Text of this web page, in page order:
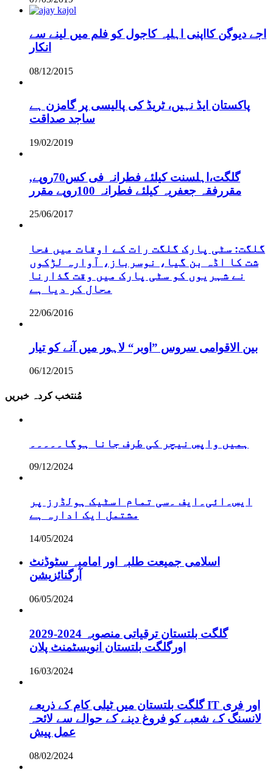
اجے دیوگن کااپنی اہلیہ کاجول کو فلم میں لینے سے
انکار
08/12/2015
پاکستان ایڈ نہیں، ٹریڈ کی پالیسی پر گامزن ہے
ساجد صداقت
19/02/2019
,گلگت،اہلسنت کیلئے فطرانہ فی کس70روپے
مقررفقہ جعفریہ کیلئے فطرانہ 100روپے مقرر
25/06/2017
گلگت: سٹی پارک گلگت رات کے اوقات میں فحا
شت کا اڈہ بن گیا، نوسرباز، آوارہ لڑکوں
نے شہریوں کو سٹی پارک میں وقت گذارنا
محال کر دیا ہے
22/06/2016
بین الاقوامی سروس ”اوبر“ لاہور میں آنے کو تیار
06/12/2015
مُنتخب کردہ خبریں
ہمیں واپس نیچر کی طرف جانا ہوگا۔۔۔۔۔
09/12/2024
ایس۔ائی۔ایف ۔سی تمام اسٹیک ہولڈرز پر
مشتمل ایک ادارہ ہے
14/05/2024
اسلامی جمیعت طلبہ اور امامیہ سٹوڈنٹ
آرگنائزیشن
06/05/2024
گلگت بلتستان ترقیاتی منصوبہ 2024-2029
اورگلگت بلتستان انویسٹمنٹ پلان
16/03/2024
گلگت بلتستان میں ٹیلی کام کے ذریعے IT اور فری
لانسنگ کے شعبے کو فروغ دینے کے حوالے سے لائحہ
عمل پیش
08/02/2024